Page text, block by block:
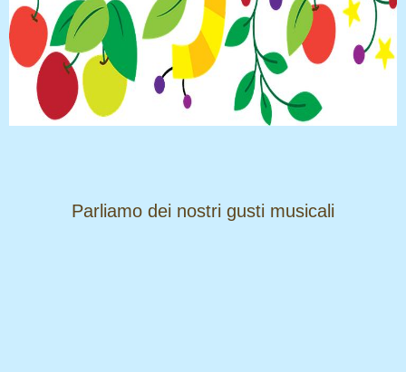
​​​​​​​Parliamo dei nostri gusti musicali